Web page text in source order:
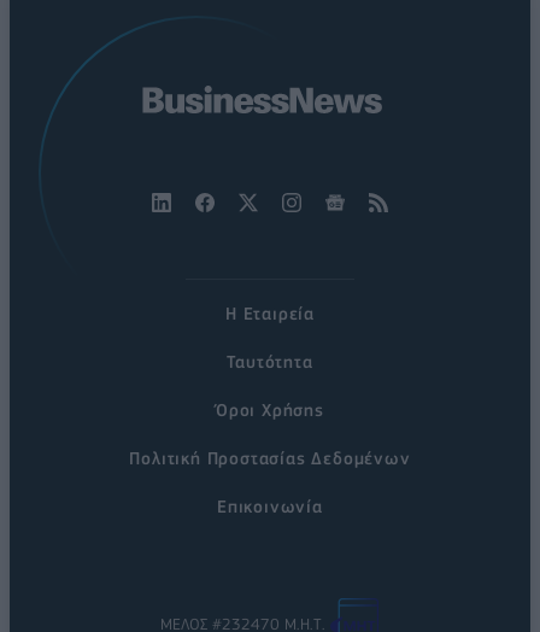
Η Εταιρεία
Ταυτότητα
Όροι Χρήσης
Πολιτική Προστασίας Δεδομένων
Επικοινωνία
ΜΕΛΟΣ #232470 Μ.Η.Τ.